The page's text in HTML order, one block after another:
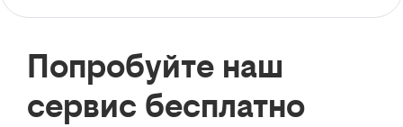
Попробуйте наш
сервис бесплатно